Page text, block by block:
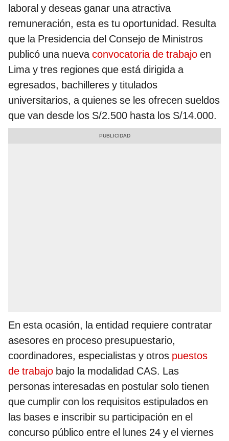
laboral y deseas ganar una atractiva
remuneración, esta es tu oportunidad. Resulta
que la Presidencia del Consejo de Ministros
publicó una nuevaconvocatoria de trabajo en
Lima y tres regiones que está dirigida a
egresados, bachilleres y titulados
universitarios, a quienes se les ofrecen sueldos
que van desde los S/2.500 hasta los S/14.000.
En esta ocasión, la entidad requiere contratar
asesores en proceso presupuestario,
coordinadores, especialistas y otros puestos
de trabajo bajo la modalidad CAS. Las
personas interesadas en postular solo tienen
que cumplir con los requisitos estipulados en
las bases e inscribir su participación en el
concurso público entre el lunes 24 y el viernes